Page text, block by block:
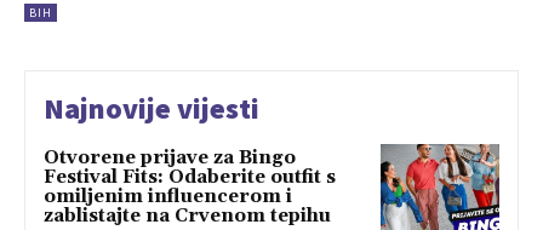
BIH
Najnovije vijesti
Otvorene prijave za Bingo
Festival Fits: Odaberite outfit s
omiljenim influencerom i
zablistajte na Crvenom tepihu